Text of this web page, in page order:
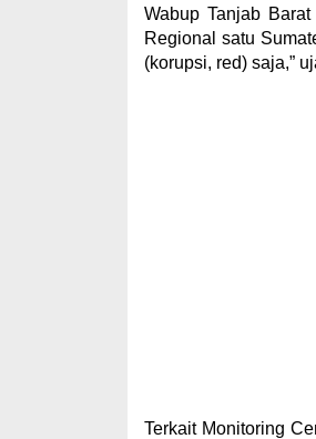
Wabup Tanjab
Regional satu
(korupsi, red) saja,”
Terkait Monitoring